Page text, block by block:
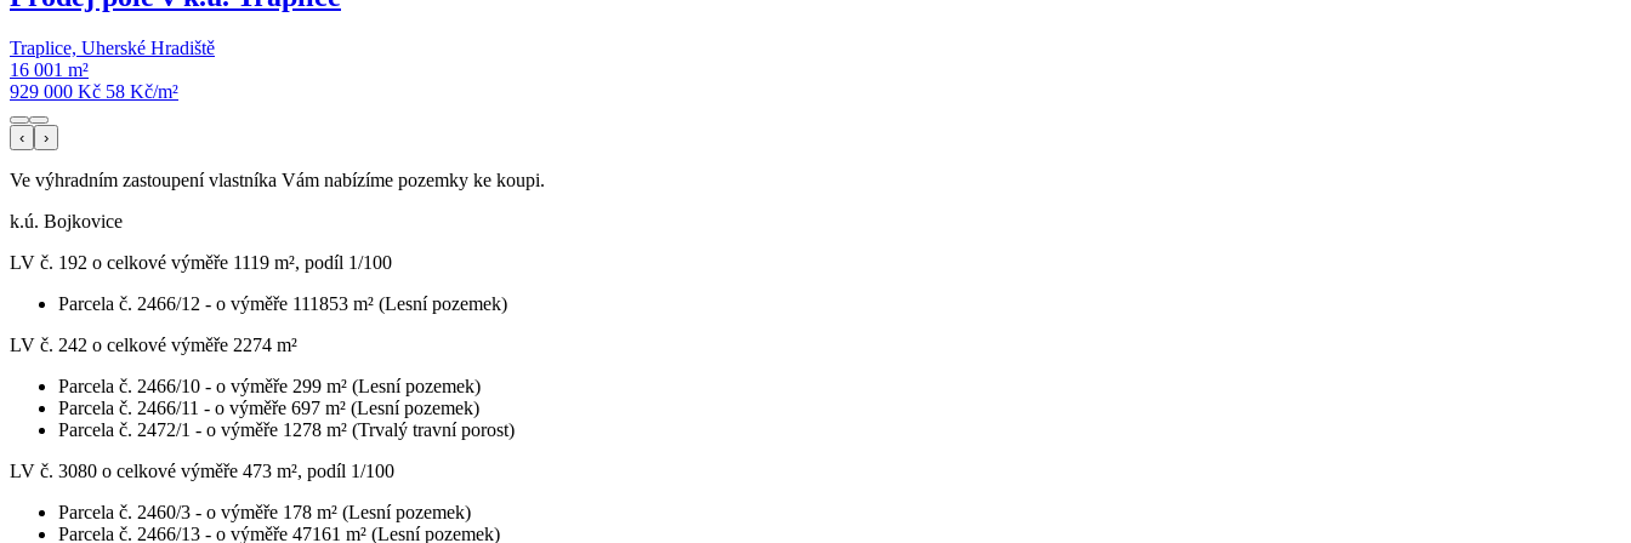
Traplice, Uherské Hradiště
16 001 m²
929 000 Kč 58 Kč/m²
‹ ›
Ve výhradním zastoupení vlastníka Vám nabízíme pozemky ke koupi.
k.ú. Bojkovice
LV č. 192 o celkové výměře 1119 m², podíl 1/100
Parcela č. 2466/12 - o výměře 111853 m² (Lesní pozemek)
LV č. 242 o celkové výměře 2274 m²
Parcela č. 2466/10 - o výměře 299 m² (Lesní pozemek)
Parcela č. 2466/11 - o výměře 697 m² (Lesní pozemek)
Parcela č. 2472/1 - o výměře 1278 m² (Trvalý travní porost)
LV č. 3080 o celkové výměře 473 m², podíl 1/100
Parcela č. 2460/3 - o výměře 178 m² (Lesní pozemek)
Parcela č. 2466/13 - o výměře 47161 m² (Lesní pozemek)